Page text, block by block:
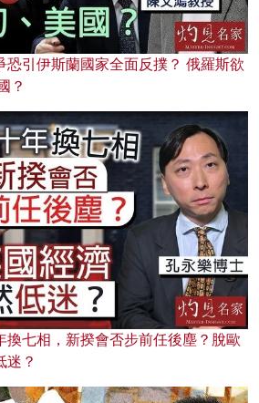
恐引伊斯蘭國家全面反撲？ 俄羅斯欲
？
換七相，新揆會否步前任後塵？脫歐
迷？